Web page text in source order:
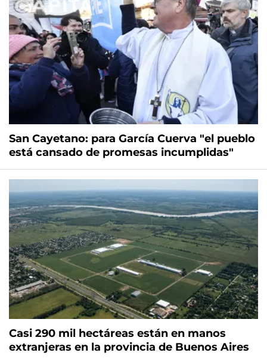
San Cayetano: para García Cuerva "el pueblo
está cansado de promesas incumplidas"
Casi 290 mil hectáreas están en manos
extranjeras en la provincia de Buenos Aires